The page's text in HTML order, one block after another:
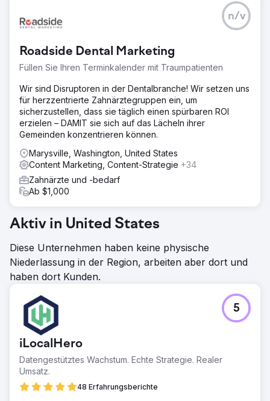
Roadside Dental Marketing
Füllen Sie Ihren Terminkalender mit Traumpatienten
n/v
Wir sind Disruptoren in der Dentalbranche! Wir setzen uns
für herzzentrierte Zahnärztegruppen ein, um
sicherzustellen, dass sie täglich einen spürbaren ROI
erzielen – DAMIT sie sich auf das Lächeln ihrer
Gemeinden konzentrieren können.
Marysville, Washington, United States
Content Marketing, Content-Strategie +34
Zahnärzte und -bedarf
Ab $1,000
Aktiv in United States
Diese Unternehmen haben keine physische
Niederlassung in der Region, arbeiten aber dort und
haben dort Kunden.
iLocalHero
Datengestütztes Wachstum. Echte Strategie. Realer
Umsatz.
48 Erfahrungsberichte
5